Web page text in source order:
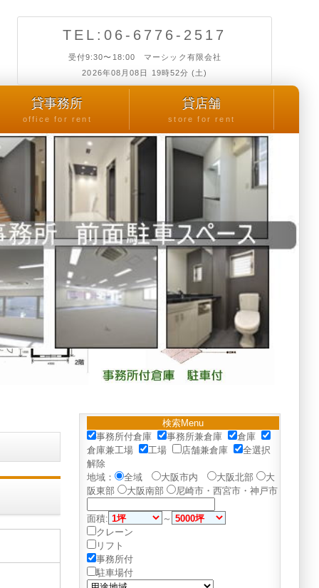
TEL:06-6776-2517
受付9:30〜18:00 マーシック有限会社
2026年08月08日 19時52分 (土)
貸事務所
office for rent
貸店舗
store for rent
検索Menu
事務所付倉庫
事務所兼倉庫
倉庫
倉庫兼工場
工場 店舗兼倉庫
全選択
解除
地域：
全域 大阪市内 大阪北部
大
阪東部
大阪南部 尼崎市・西宮市・神戸市
面積:
～
クレーン
リフト
事務所付
駐車場付